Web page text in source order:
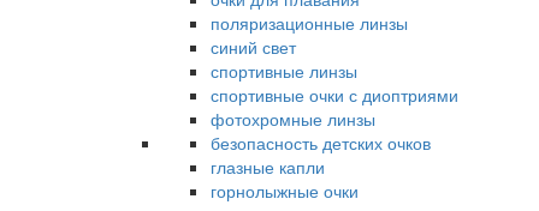
поляризационные линзы
синий свет
спортивные линзы
спортивные очки с диоптриями
фотохромные линзы
безопасность детских очков
глазные капли
горнолыжные очки